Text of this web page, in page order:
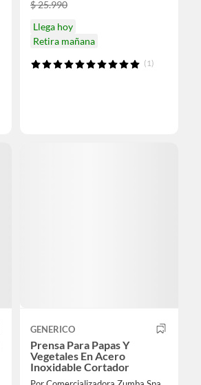
$ 25.990
Llega hoy
Retira mañana
(1)
GENERICO
Prensa Para Papas Y
Vegetales En Acero
Inoxidable Cortador